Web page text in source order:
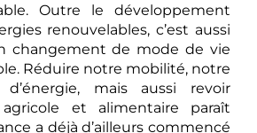
Outre le développement
renouvelables, c’est aussi
changement de mode de vie
Réduire notre mobilité, notre
d’énergie, mais aussi revoir
et alimentaire paraît
a déjà d’ailleurs commencé